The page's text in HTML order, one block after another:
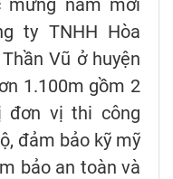
mừng năm mới
ty TNHH Hòa
Vũ ở huyện
1.100m gồm 2
đơn vị thi công
đảm bảo kỹ mỹ
bảo an toàn và